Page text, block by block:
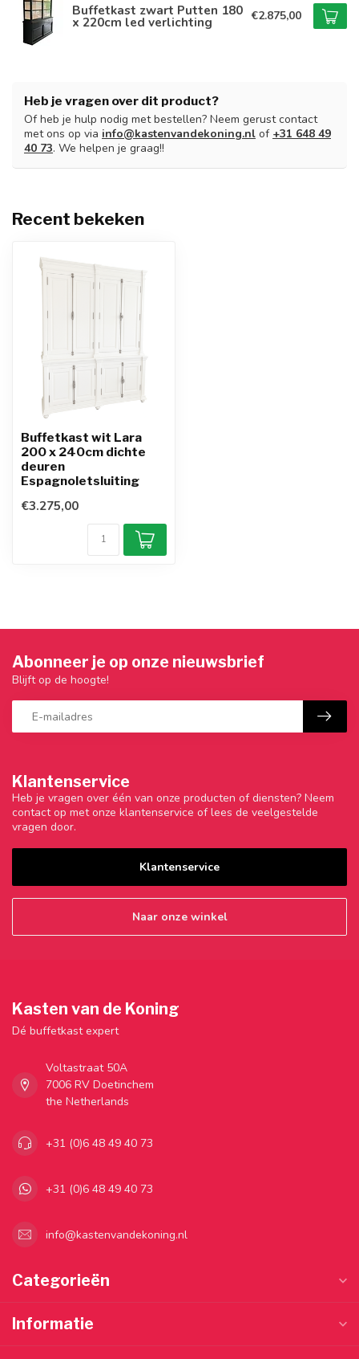
Buffetkast zwart Putten 180
x 220cm led verlichting €2.875,00
Heb je vragen over dit product?
Of heb je hulp nodig met bestellen? Neem gerust contact
met ons op via info@kastenvandekoning.nl of +31 648 49
40 73. We helpen je graag!!
Recent bekeken
Buffetkast wit Lara
200 x 240cm dichte
deuren
Espagnoletsluiting
€3.275,00
Klantenservice
Heb je vragen over één van onze producten of diensten? Neem
contact op met onze klantenservice of lees de veelgestelde
vragen door.
Klantenservice
Naar onze winkel
Abonneer je op onze nieuwsbrief
Blijft op de hoogte!
Kasten van de Koning
Dé buffetkast expert
Voltastraat 50A
7006 RV Doetinchem
the Netherlands
+31 (0)6 48 49 40 73
+31 (0)6 48 49 40 73
info@kastenvandekoning.nl
Categorieën
Informatie